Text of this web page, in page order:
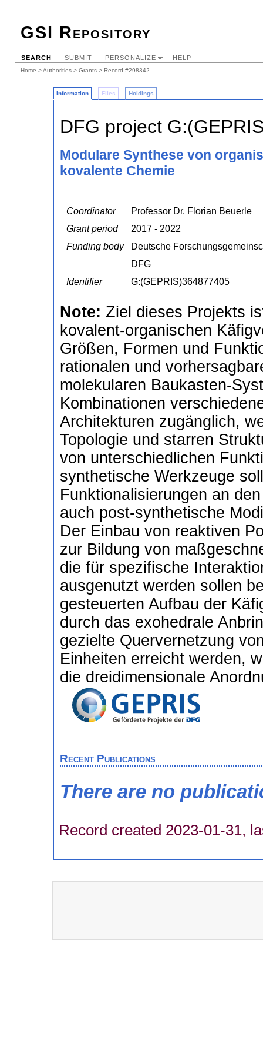
GSI Repository
SEARCH SUBMIT PERSONALIZE HELP
Home >Authorities > Grants > Record #298342
Information Files Holdings
DFG project
Modulare Synthese von
kovalente Chemie
Coordinator
Professor Dr. Florian Beuerle
Grant period
2017 - 2022
Funding body
Deutsche
DFG
Identifier
G:(GEPRIS)364877405
Note: Ziel dieses Projekts
kovalent-organischen
Größen, Formen und
rationalen und
molekularen Baukasten-
Kombinationen
Architekturen zugänglich,
Topologie und starren
von unterschiedlichen
synthetische Werkzeuge
Funktionalisierungen an
auch post-synthetische
Der Einbau von reaktiven
zur Bildung von
die für spezifische
ausgenutzt werden sollen
gesteuerten Aufbau der
durch das exohedrale
gezielte Quervernetzung
Einheiten erreicht werden,
die dreidimensionale
Recent Publications
There are no
Record created 2023-01-31,